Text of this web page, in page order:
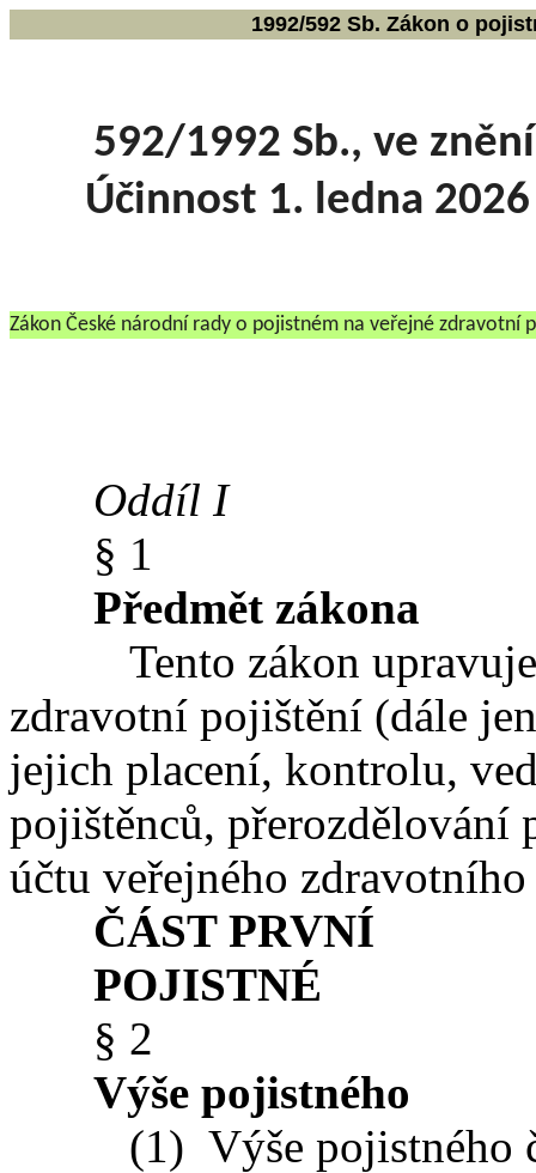
1992/592 Sb. Zákon o
592/1992 Sb., ve
Účinnost 1. ledna 2026
Zákon České národní rady o pojistném na veřejné zdravotní
Oddíl I
§ 1
Předmět zákona
Tento zákon upravuje
zdravotní pojištění (dále
jejich placení, kontrolu,
pojištěnců, přerozdělování
účtu veřejného
ČÁST PRVNÍ
POJISTNÉ
§ 2
Výše pojistného
(1) Výše pojistného